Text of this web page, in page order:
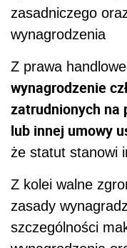
zasadniczego
wynagrodzenia
Z prawa
wynagrodzenie
zatrudnionych na
lub innej umowy
że statut stanowi
Z kolei walne
zasady
szczególności